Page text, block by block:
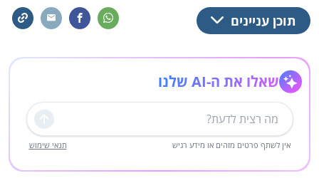
תוכן עניינים
שאלו את ה-AI שלנו
שליחה
אין לשתף פרטים מזהים או מידע רגיש תנאי שימוש